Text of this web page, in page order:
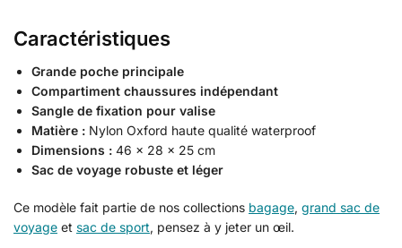
Caractéristiques
Grande poche principale
Compartiment chaussures indépendant
Sangle de fixation pour valise
Matière : Nylon Oxford haute qualité waterproof
Dimensions : 46 × 28 × 25 cm
Sac de voyage robuste et léger
Ce modèle fait partie de nos collections bagage, grand sac de
voyage et sac de sport, pensez à y jeter un œil.